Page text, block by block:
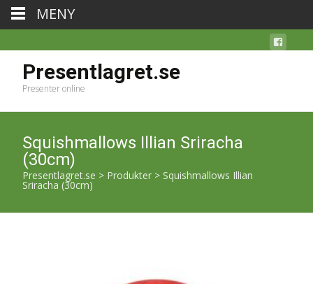
Presentlagret.se
Presenter online
Squishmallows Illian Sriracha
(30cm)
Presentlagret.se > Produkter > Squishmallows Illian
Sriracha (30cm)
MENY